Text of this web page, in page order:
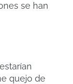
se han
quejo de